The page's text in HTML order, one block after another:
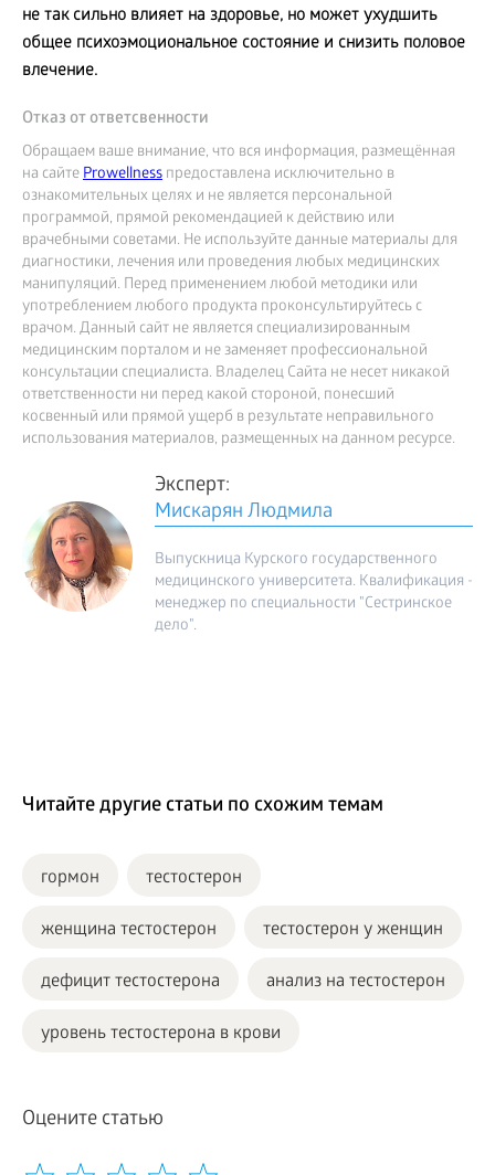
не так сильно влияет на здоровье, но может ухудшить
общее психоэмоциональное состояние и снизить половое
влечение.
Отказ от ответсвенности
Обращаем ваше внимание, что вся информация, размещённая
на сайтеProwellness предоставлена исключительно в
ознакомительных целях и не является персональной
программой, прямой рекомендацией к действию или
врачебными советами. Не используйте данные материалы для
диагностики, лечения или проведения любых медицинских
манипуляций. Перед применением любой методики или
употреблением любого продукта проконсультируйтесь с
врачом. Данный сайт не является специализированным
медицинским порталом и не заменяет профессиональной
консультации специалиста. Владелец Сайта не несет никакой
ответственности ни перед какой стороной, понесший
косвенный или прямой ущерб в результате неправильного
использования материалов, размещенных на данном ресурсе.
Эксперт:
Мискарян Людмила
Выпускница Курского государственного
медицинского университета. Квалификация -
менеджер по специальности "Сестринское
дело".
Читайте другие статьи по схожим темам
гормон тестостерон
женщина тестостерон тестостерон у женщин
дефицит тестостерона анализ на тестостерон
уровень тестостерона в крови
Оцените статью